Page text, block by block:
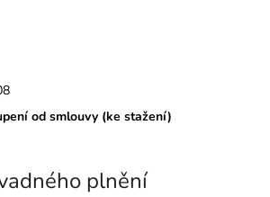
od smlouvy (ke stažení)
plnění